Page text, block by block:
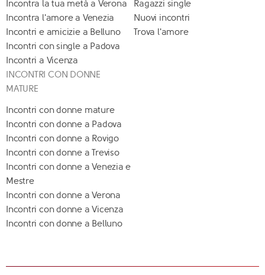
Incontra la tua metà a Verona
Incontra l'amore a Venezia
Incontri e amicizie a Belluno
Incontri con single a Padova
Incontri a Vicenza
Ragazzi single
Nuovi incontri
Trova l'amore
INCONTRI CON DONNE
MATURE
Incontri con donne mature
Incontri con donne a Padova
Incontri con donne a Rovigo
Incontri con donne a Treviso
Incontri con donne a Venezia e
Mestre
Incontri con donne a Verona
Incontri con donne a Vicenza
Incontri con donne a Belluno